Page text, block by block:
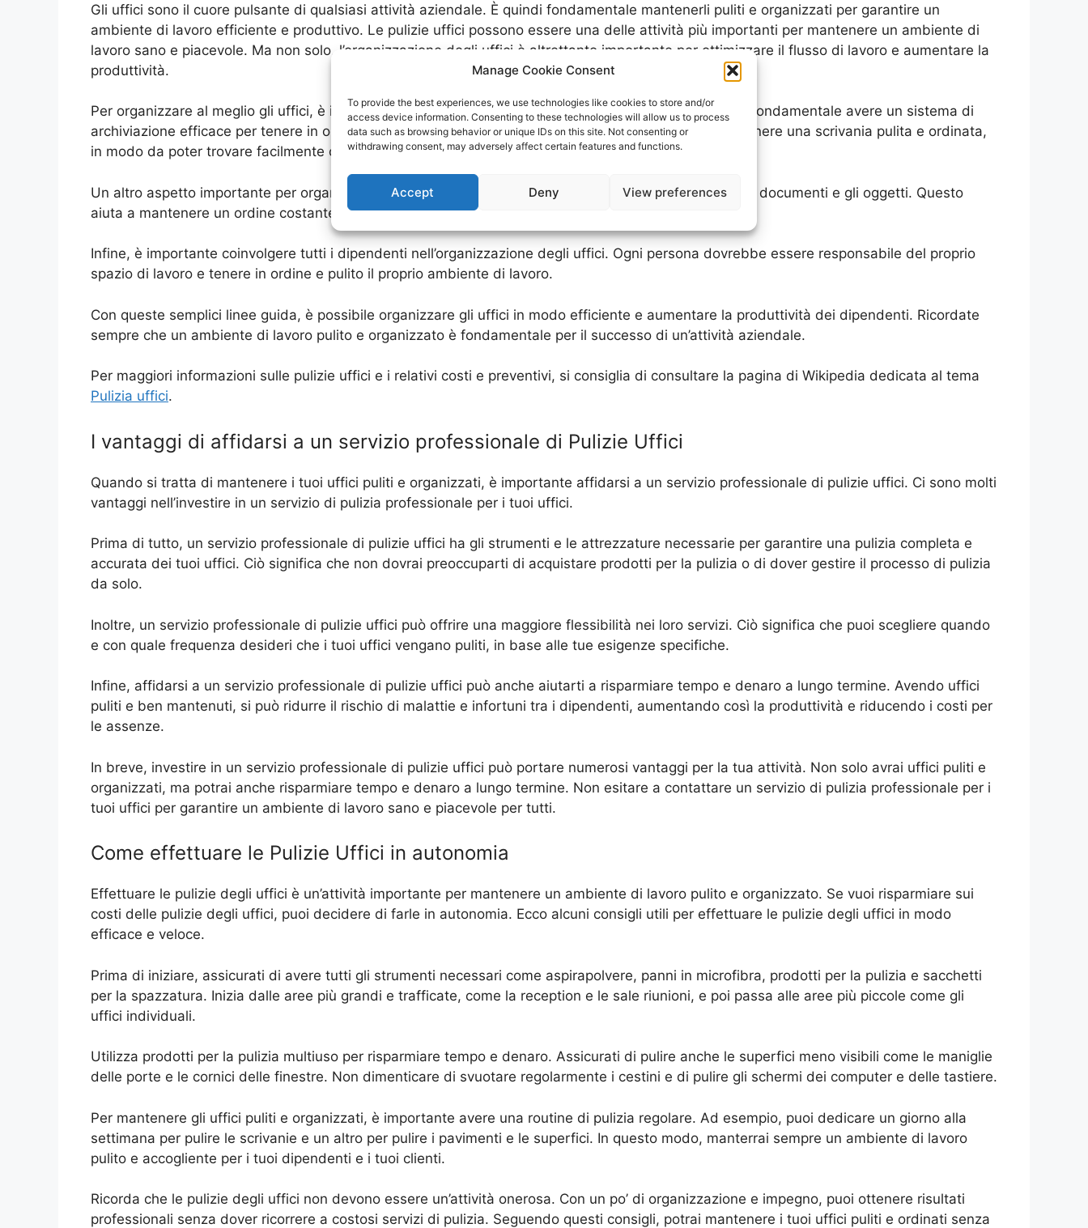
Manage Cookie Consent
To provide the best experiences, we use technologies like cookies to store and/or
access device information. Consenting to these technologies will allow us to process
data such as browsing behavior or unique IDs on this site. Not consenting or
withdrawing consent, may adversely affect certain features and functions.
Accept Deny View preferences
Gli uffici sono il cuore pulsante di qualsiasi attività aziendale. È quindi fondamentale mantenerli puliti e organizzati per garantire un
ambiente di lavoro efficiente e produttivo. Le pulizie uffici possono essere una delle attività più importanti per mantenere un ambiente di
lavoro sano e piacevole. Ma non solo, l’organizzazione degli uffici è altrettanto importante per ottimizzare il flusso di lavoro e aumentare la
produttività.
Per organizzare al meglio gli uffici, è importante seguire alcune semplici linee guida. In primo luogo, è fondamentale avere un sistema di
archiviazione efficace per tenere in ordine documenti e materiali di lavoro. Inoltre, è importante mantenere una scrivania pulita e ordinata,
in modo da poter trovare facilmente ciò di cui si ha bisogno.
Un altro aspetto importante per organizzare gli uffici è l’utilizzo di etichette e cartellini per identificare i documenti e gli oggetti. Questo
aiuta a mantenere un ordine costante e a evitare di perdere tempo alla ricerca di qualcosa.
Infine, è importante coinvolgere tutti i dipendenti nell’organizzazione degli uffici. Ogni persona dovrebbe essere responsabile del proprio
spazio di lavoro e tenere in ordine e pulito il proprio ambiente di lavoro.
Con queste semplici linee guida, è possibile organizzare gli uffici in modo efficiente e aumentare la produttività dei dipendenti. Ricordate
sempre che un ambiente di lavoro pulito e organizzato è fondamentale per il successo di un’attività aziendale.
Per maggiori informazioni sulle pulizie uffici e i relativi costi e preventivi, si consiglia di consultare la pagina di Wikipedia dedicata al tema
Pulizia uffici.
I vantaggi di affidarsi a un servizio professionale di Pulizie Uffici
Quando si tratta di mantenere i tuoi uffici puliti e organizzati, è importante affidarsi a un servizio professionale di pulizie uffici. Ci sono molti
vantaggi nell’investire in un servizio di pulizia professionale per i tuoi uffici.
Prima di tutto, un servizio professionale di pulizie uffici ha gli strumenti e le attrezzature necessarie per garantire una pulizia completa e
accurata dei tuoi uffici. Ciò significa che non dovrai preoccuparti di acquistare prodotti per la pulizia o di dover gestire il processo di pulizia
da solo.
Inoltre, un servizio professionale di pulizie uffici può offrire una maggiore flessibilità nei loro servizi. Ciò significa che puoi scegliere quando
e con quale frequenza desideri che i tuoi uffici vengano puliti, in base alle tue esigenze specifiche.
Infine, affidarsi a un servizio professionale di pulizie uffici può anche aiutarti a risparmiare tempo e denaro a lungo termine. Avendo uffici
puliti e ben mantenuti, si può ridurre il rischio di malattie e infortuni tra i dipendenti, aumentando così la produttività e riducendo i costi per
le assenze.
In breve, investire in un servizio professionale di pulizie uffici può portare numerosi vantaggi per la tua attività. Non solo avrai uffici puliti e
organizzati, ma potrai anche risparmiare tempo e denaro a lungo termine. Non esitare a contattare un servizio di pulizia professionale per i
tuoi uffici per garantire un ambiente di lavoro sano e piacevole per tutti.
Come effettuare le Pulizie Uffici in autonomia
Effettuare le pulizie degli uffici è un’attività importante per mantenere un ambiente di lavoro pulito e organizzato. Se vuoi risparmiare sui
costi delle pulizie degli uffici, puoi decidere di farle in autonomia. Ecco alcuni consigli utili per effettuare le pulizie degli uffici in modo
efficace e veloce.
Prima di iniziare, assicurati di avere tutti gli strumenti necessari come aspirapolvere, panni in microfibra, prodotti per la pulizia e sacchetti
per la spazzatura. Inizia dalle aree più grandi e trafficate, come la reception e le sale riunioni, e poi passa alle aree più piccole come gli
uffici individuali.
Utilizza prodotti per la pulizia multiuso per risparmiare tempo e denaro. Assicurati di pulire anche le superfici meno visibili come le maniglie
delle porte e le cornici delle finestre. Non dimenticare di svuotare regolarmente i cestini e di pulire gli schermi dei computer e delle tastiere.
Per mantenere gli uffici puliti e organizzati, è importante avere una routine di pulizia regolare. Ad esempio, puoi dedicare un giorno alla
settimana per pulire le scrivanie e un altro per pulire i pavimenti e le superfici. In questo modo, manterrai sempre un ambiente di lavoro
pulito e accogliente per i tuoi dipendenti e i tuoi clienti.
Ricorda che le pulizie degli uffici non devono essere un’attività onerosa. Con un po’ di organizzazione e impegno, puoi ottenere risultati
professionali senza dover ricorrere a costosi servizi di pulizia. Seguendo questi consigli, potrai mantenere i tuoi uffici puliti e ordinati senza